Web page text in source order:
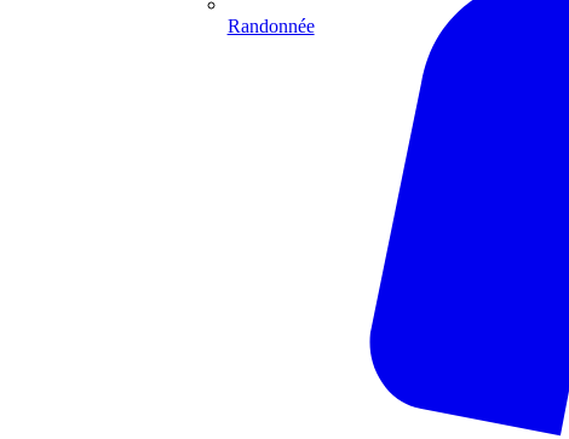
Randonnée